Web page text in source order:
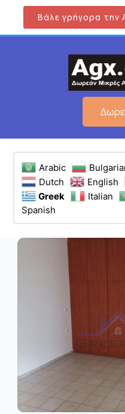
Βάλε γρήγορα την
Arabic
Dutch
English
Greek
Italian
Spanish